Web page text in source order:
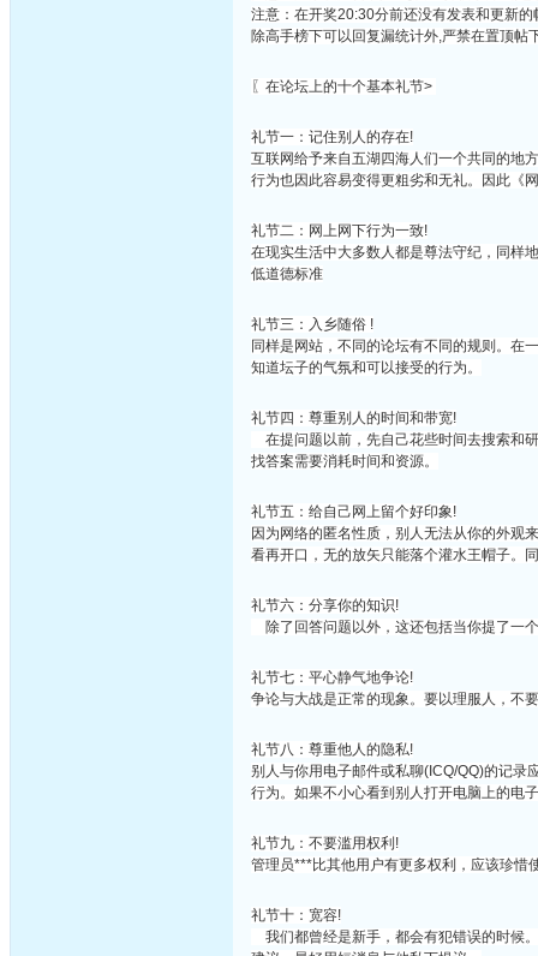
注意：在开奖20:30分前还没有发表和更新
除高手榜下可以回复漏统计外,严禁在置顶帖
〖在论坛上的十个基本礼节>
礼节一：记住别人的存在!
互联网给予来自五湖四海人们一个共同的地
行为也因此容易变得更粗劣和无礼。因此《
礼节二：网上网下行为一致!
在现实生活中大多数人都是尊法守纪，同样
低道德标准
礼节三：入乡随俗 !
同样是网站，不同的论坛有不同的规则。在
知道坛子的气氛和可以接受的行为。
礼节四：尊重别人的时间和带宽!
在提问题以前，先自己花些时间去搜索和
找答案需要消耗时间和资源。
礼节五：给自己网上留个好印象!
因为网络的匿名性质，别人无法从你的外观
看再开口，无的放矢只能落个灌水王帽子。
礼节六：分享你的知识!
除了回答问题以外，这还包括当你提了一
礼节七：平心静气地争论!
争论与大战是正常的现象。要以理服人，不
礼节八：尊重他人的隐私!
别人与你用电子邮件或私聊(ICQ/QQ)的记录
行为。如果不小心看到别人打开电脑上的电
礼节九：不要滥用权利!
管理员***比其他用户有更多权利，应该珍惜
礼节十：宽容!
我们都曾经是新手，都会有犯错误的时候